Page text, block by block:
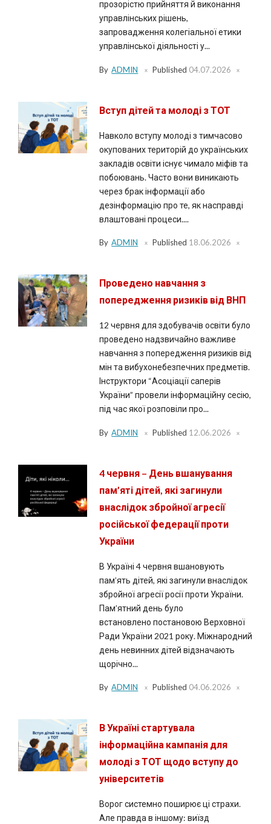
прозорістю прийняття й виконання
управлінських рішень,
запровадження колегіальної етики
управлінської діяльності у...
By ADMIN Published 04.07.2026
Вступ дітей та молоді з ТОТ
Навколо вступу молоді з тимчасово
окупованих територій до українських
закладів освіти існує чимало міфів та
побоювань. Часто вони виникають
через брак інформації або
дезінформацію про те, як насправді
влаштовані процеси....
By ADMIN Published 18.06.2026
Проведено навчання з
попередження ризиків від ВНП
12 червня для здобувачів освіти було
проведено надзвичайно важливе
навчання з попередження ризиків від
мін та вибухонебезпечних предметів.
Інструктори “Асоціації саперів
України” провели інформаційну сесію,
під час якої розповіли про...
By ADMIN Published 12.06.2026
4 червня – День вшанування
пам’яті дітей, які загинули
внаслідок збройної агресії
російської федерації проти
України
В Україні 4 червня вшановують
пам’ять дітей, які загинули внаслідок
збройної агресії росії проти України.
Пам’ятний день було
встановлено постановою Верховної
Ради України 2021 року. Міжнародний
день невинних дітей відзначають
щорічно...
By ADMIN Published 04.06.2026
В Україні стартувала
інформаційна кампанія для
молоді з ТОТ щодо вступу до
університетів
Ворог системно поширює ці страхи.
Але правда в іншому: виїзд